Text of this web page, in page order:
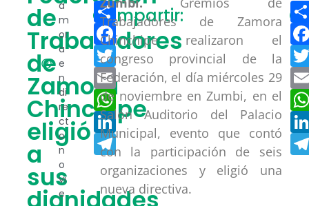
de
Trabajadores
de
Zamora
Chinchipe
eligió
a
sus
a
m
or
a
e
n
di
re
ct
o
n
o
vi
e
Compartir:
Compartir
Facebook
Twitter
Email
WhatsApp
LinkedIn
Telegram
Trabajadores de Zamora
Chinchipe realizaron el
congreso provincial de la
Federación, el día miércoles 29
de noviembre en Zumbi, en el
Salón Auditorio del Palacio
Municipal, evento que contó
con la participación de seis
organizaciones y eligió una
nueva directiva.